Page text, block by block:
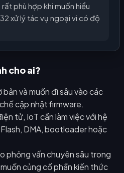
rất phù hợp khi muốn hiểu
xử lý tác vụ ngoại vi có độ
cho ai?
và muốn đi sâu vào các
cập nhật firmware.
tử, IoT cần làm việc với hệ
DMA, bootloader hoặc
phỏng vấn chuyên sâu trong
củng cố phần kiến thức